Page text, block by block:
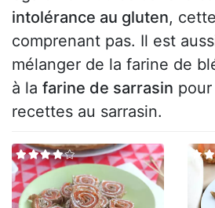
intolérance au gluten,
comprenant pas. Il est
mélanger de la farine de
à la farine de sarrasin
recettes au sarrasin.